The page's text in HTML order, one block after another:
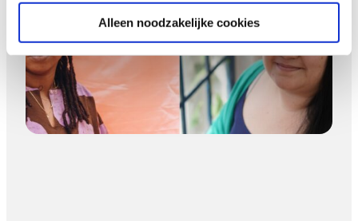
Alleen noodzakelijke cookies
vrouwen en LHBTIQ+
personen onder druk